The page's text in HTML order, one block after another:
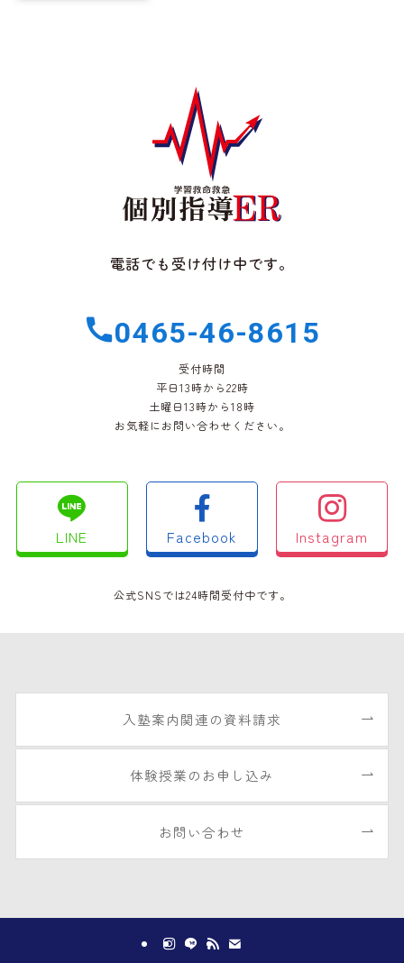
電話でも受け付け中です。
0465-46-8615
受付時間
平日13時から22時
土曜日13時から18時
お気軽にお問い合わせください。
LINE Facebook Instagram
公式SNSでは24時間受付中です。
入塾案内関連の資料請求
体験授業のお申し込み
お問い合わせ